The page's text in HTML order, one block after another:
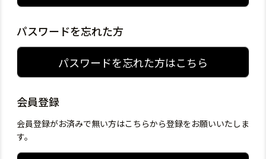
パスワードを忘れた方
パスワードを忘れた方はこちら
会員登録
会員登録がお済みで無い方はこちらから登録をお願いいたしま
す。